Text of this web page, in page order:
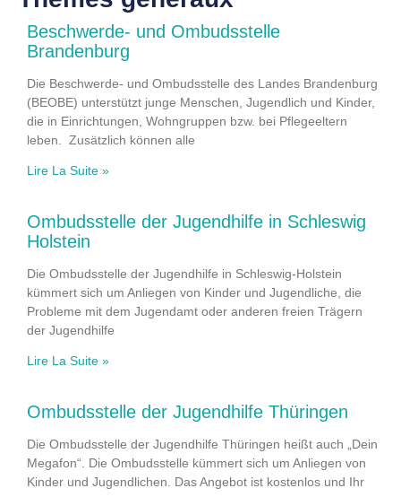
Beschwerde- und Ombudsstelle
Brandenburg
Die Beschwerde- und Ombudsstelle des Landes Brandenburg
(BEOBE) unterstützt junge Menschen, Jugendlich und Kinder,
die in Einrichtungen, Wohngruppen bzw. bei Pflegeeltern
leben. Zusätzlich können alle
Lire La Suite »
Ombudsstelle der Jugendhilfe in Schleswig
Holstein
Die Ombudsstelle der Jugendhilfe in Schleswig-Holstein
kümmert sich um Anliegen von Kinder und Jugendliche, die
Probleme mit dem Jugendamt oder anderen freien Trägern
der Jugendhilfe
Lire La Suite »
Ombudsstelle der Jugendhilfe Thüringen
Die Ombudsstelle der Jugendhilfe Thüringen heißt auch „Dein
Megafon“. Die Ombudsstelle kümmert sich um Anliegen von
Kinder und Jugendlichen. Das Angebot ist kostenlos und Ihr